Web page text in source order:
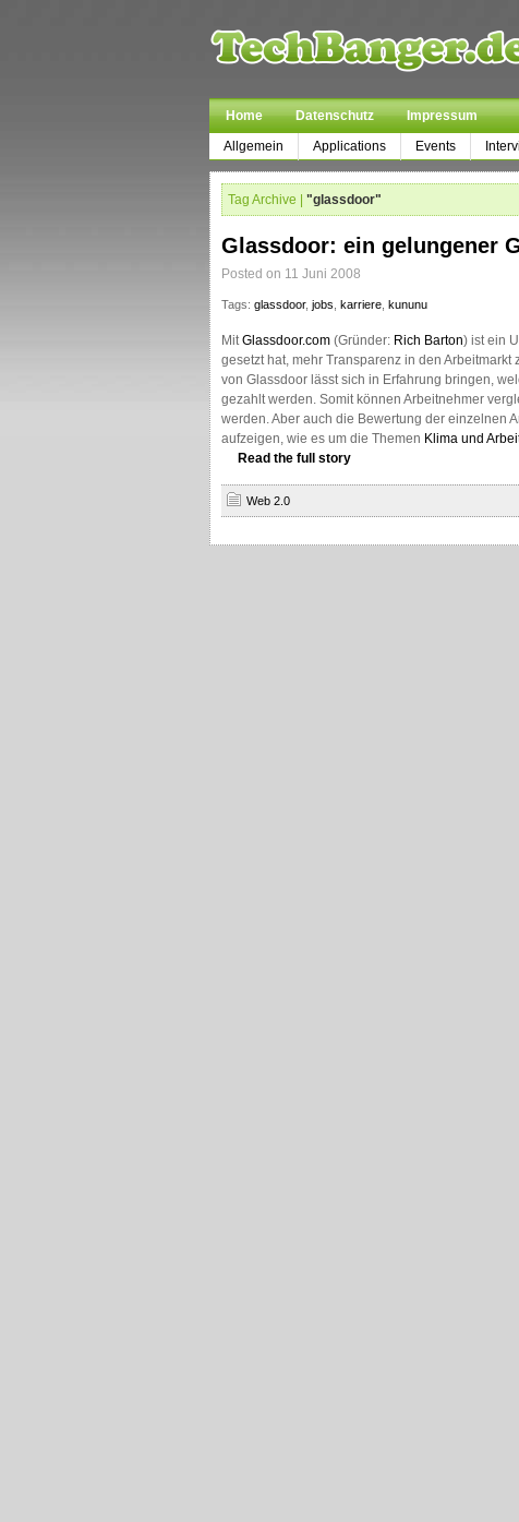
Home Datenschutz
Impressum
Allgemein
Applications Events
Tag Archive | "glassdoor"
Glassdoor: ein gelungener
Posted on 11 Juni 2008
Tags: glassdoor, jobs karriere kununu
MitGlassdoor.com (Gründer: Rich Barton) ist ein
gesetzt hat, mehr Transparenz in den
von Glassdoor lässt sich in Erfahrung bringen,
gezahlt werden. Somit können Arbeitnehmer
werden. Aber auch die Bewertung der einzelnen
aufzeigen, wie es um die Themen Klima und
Read the full story
Web 2.0